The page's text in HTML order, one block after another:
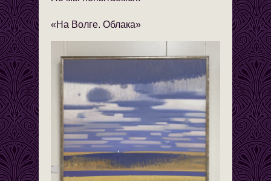
«На Волге. Облака»